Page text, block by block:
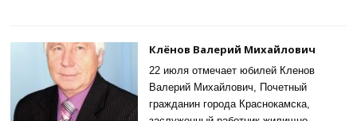
Клёнов Валерий Михайлович
22 июля отмечает юбилей Кленов
Валерий Михайлович, Почетный
гражданин города Краснокамска,